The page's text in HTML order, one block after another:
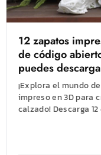
12 zapatos
de código
puedes
¡Explora el mundo
impreso en 3D para
calzado! Descarga